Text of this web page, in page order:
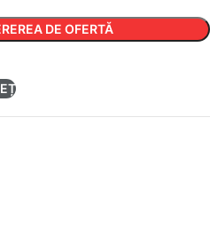
DE OFERTĂ